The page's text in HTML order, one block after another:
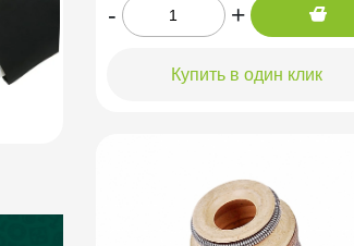
- +
Купить в один клик